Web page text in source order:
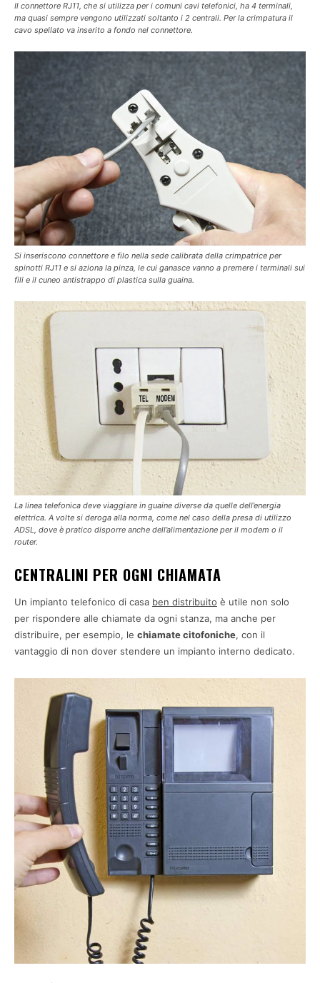
Il connettore RJ11, che si utilizza per i comuni cavi telefonici, ha 4 terminali,
ma quasi sempre vengono utilizzati soltanto i 2 centrali. Per la crimpatura il
cavo spellato va inserito a fondo nel connettore.
Si inseriscono connettore e filo nella sede calibrata della crimpatrice per
spinotti RJ11 e si aziona la pinza, le cui ganasce vanno a premere i terminali sui
fili e il cuneo antistrappo di plastica sulla guaina.
La linea telefonica deve viaggiare in guaine diverse da quelle dell’energia
elettrica. A volte si deroga alla norma, come nel caso della presa di utilizzo
ADSL, dove è pratico disporre anche dell’alimentazione per il modem o il
router.
CENTRALINI PER OGNI CHIAMATA
Un impianto telefonico di casa ben distribuito è utile non solo
per rispondere alle chiamate da ogni stanza, ma anche per
distribuire, per esempio, le chiamate citofoniche, con il
vantaggio di non dover stendere un impianto interno dedicato.